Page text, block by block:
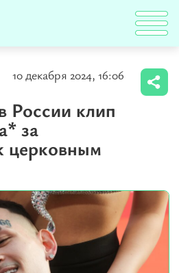
10 декабря 2024, 16:06
России клип
за
церковным